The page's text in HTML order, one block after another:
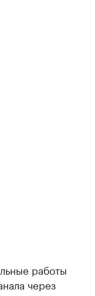
работы
через